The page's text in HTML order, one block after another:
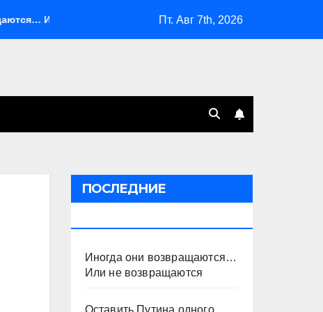
не возвращаются Оставить Путина одного
Пт. Авг 7th, 2026
ПОСЛЕДНИЕ
Иногда они возвращаются…
Или не возвращаются
Оставить Путина одного